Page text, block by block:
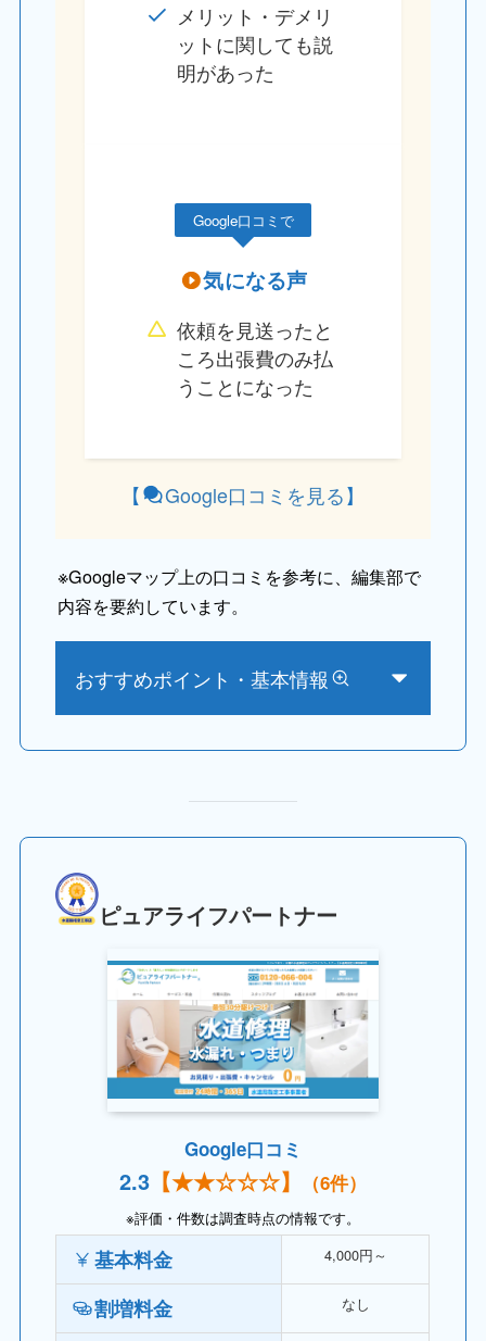
メリット・デメリ
ットに関しても説
明があった
Google口コミで
気になる声
依頼を見送ったと
ころ出張費のみ払
うことになった
【 Google口コミを見る】
※Googleマップ上の口コミを参考に、編集部で
内容を要約しています。
おすすめポイント・基本情報
ピュアライフパートナー
Google口コミ
2.3 【★★☆☆☆】 （6件）
※評価・件数は調査時点の情報です。
基本料金 4,000円～
割増料金 なし